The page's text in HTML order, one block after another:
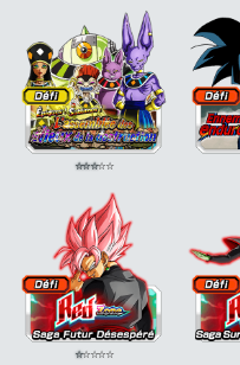
⭐⭐⭐⭐⭐
⭐⭐⭐⭐⭐